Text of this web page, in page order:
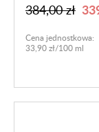
384,00 zł
Cena jednostkowa:
33,90 zł/100 ml